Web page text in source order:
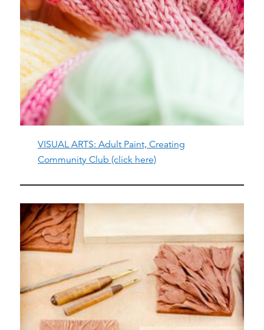
VISUAL ARTS: Adult Paint, Creating
Community Club (click here)